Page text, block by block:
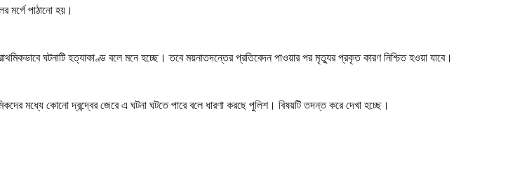
মর্গে পাঠানো হয়।
ঘটনাটি হত্যাকাণ্ড বলে মনে হচ্ছে। তবে ময়নাতদন্তের প্রতিবেদন পাওয়ার পর মৃত্যুর প্রকৃত কারণ নিশ্চিত হওয়া যাবে।
মধ্যে কোনো দ্বন্দ্বের জেরে এ ঘটনা ঘটতে পারে বলে ধারণা করছে পুলিশ। বিষয়টি তদন্ত করে দেখা হচ্ছে।